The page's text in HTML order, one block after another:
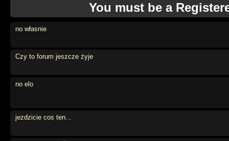
You must be a
no własnie
Czy to forum jeszcze żyje
no elo
jezdzicie cos ten...